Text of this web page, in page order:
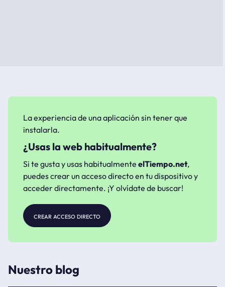
La experiencia de una aplicación sin tener que
instalarla.
¿Usas la web habitualmente?
Si te gusta y usas habitualmente elTiempo.net,
puedes crear un acceso directo en tu dispositivo y
acceder directamente. ¡Y olvídate de buscar!
crear acceso directo
Nuestro blog